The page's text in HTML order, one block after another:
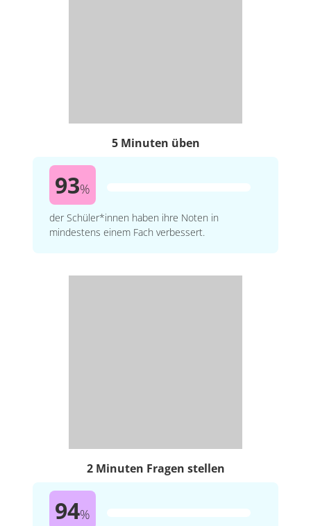
5 Minuten üben
93%
der Schüler*innen haben ihre Noten in
mindestens einem Fach verbessert.
2 Minuten Fragen stellen
94%